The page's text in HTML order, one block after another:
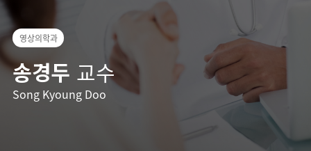
영상의학과
송경두 교수
Song Kyoung Doo